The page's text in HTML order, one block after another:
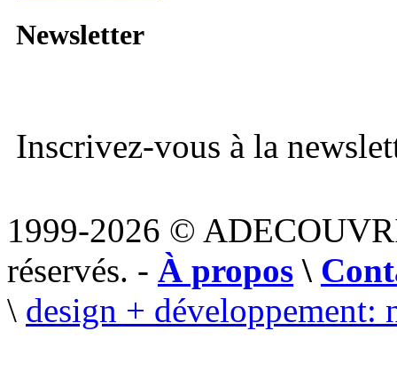
Newsletter
Inscrivez-vous à la
1999-2026 ©
réservés. - À propos \
\ design + développement: